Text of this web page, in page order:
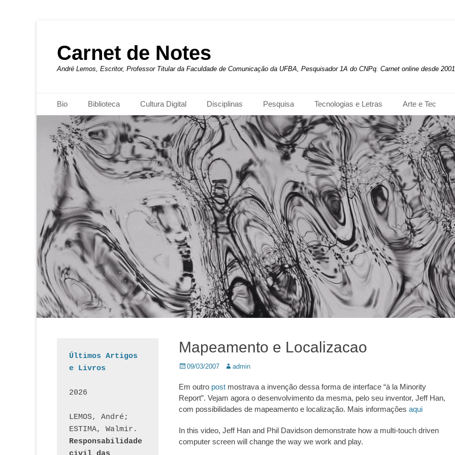
Carnet de Notes
André Lemos, Escritor, Professor Titular da Faculdade de Comunicação da UFBA, Pesquisador 1A do CNPq. Carnet online desde
Menu principal
para
conteúdo
Bio Biblioteca Cultura Digital Disciplinas Pesquisa Tecnologias e Letras Arte e Tec
Mapeamento e Localizacao
Posted
09/03/2007 Autor:
admin
Em outro post mostrava a invenção dessa forma de interface “à la Minority
Report”. Vejam agora o desenvolvimento da mesma, pelo seu inventor, Jeff Han,
com possibilidades de mapeamento e localização. Mais informações aqui
In this video, Jeff Han and Phil Davidson demonstrate how a multi-touch driven
computer screen will change the way we work and play.
Últimos Artigos
e Livros
2026
LEMOS, André;
Responsabilidade